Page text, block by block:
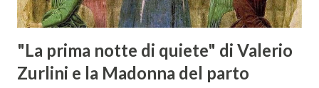
conoscitore dei mercati di lingua tedes...
"La prima notte di quiete" di Valerio
Zurlini e la Madonna del parto